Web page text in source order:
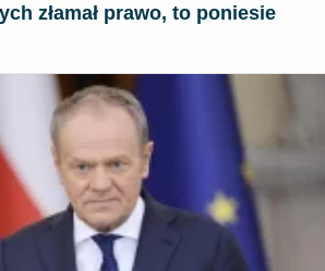
złamał prawo, to poniesie